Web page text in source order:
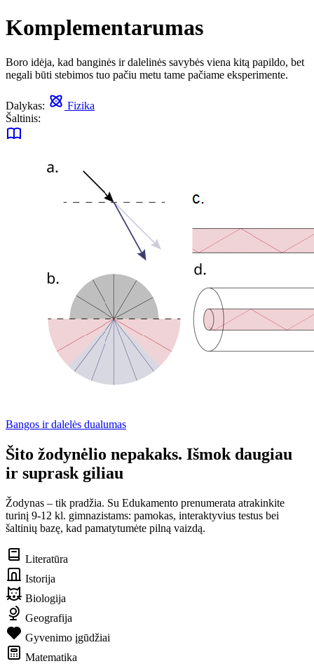
Komplementarumas
Boro idėja, kad banginės ir dalelinės savybės viena kitą papildo, bet
negali būti stebimos tuo pačiu metu tame pačiame eksperimente.
Dalykas:
Fizika
Šaltinis:
Bangos ir dalelės dualumas
Šito žodynėlio nepakaks. Išmok daugiau
ir suprask giliau
Žodynas – tik pradžia. Su Edukamento prenumerata atrakinkite
turinį 9-12 kl. gimnazistams: pamokas, interaktyvius testus bei
šaltinių bazę, kad pamatytumėte pilną vaizdą.
Literatūra
Istorija
Biologija
Geografija
Gyvenimo įgūdžiai
Matematika